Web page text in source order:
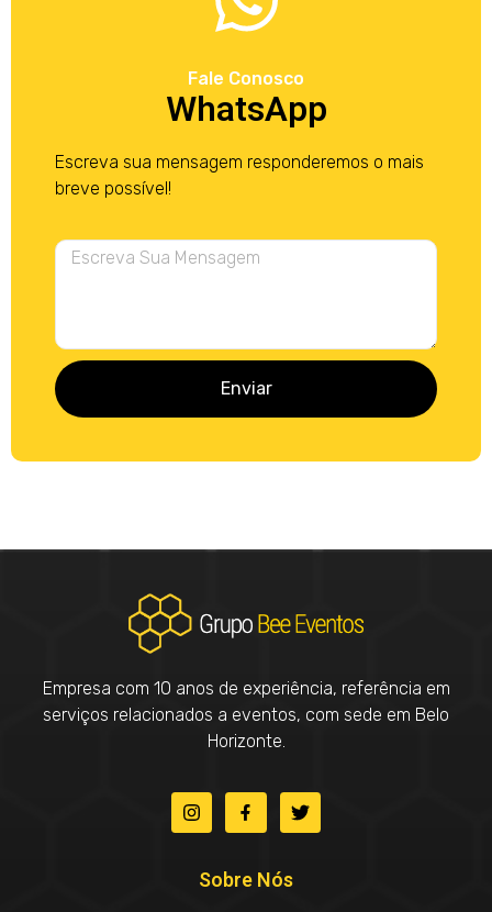
Fale Conosco
WhatsApp
Escreva sua mensagem responderemos o mais
breve possível!
Enviar
Empresa com 10 anos de experiência, referência em
serviços relacionados a eventos, com sede em Belo
Horizonte.
Sobre Nós